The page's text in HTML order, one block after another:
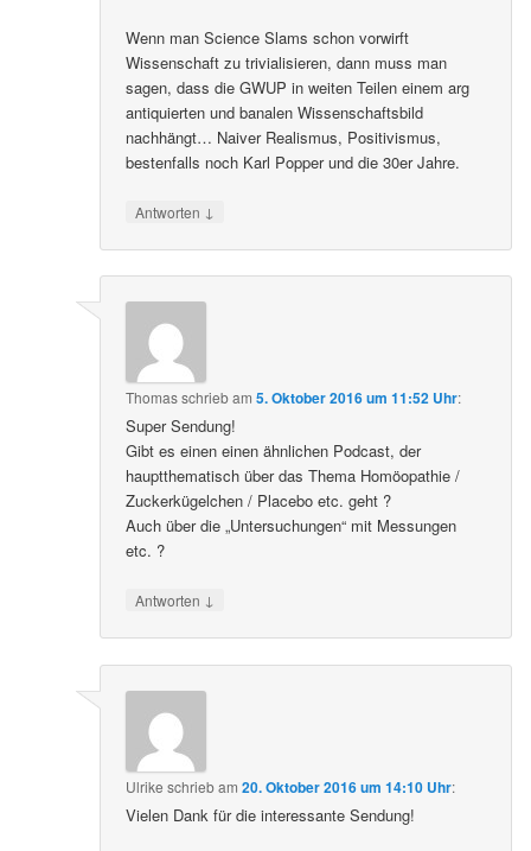
Wenn man Science Slams schon vorwirft
Wissenschaft zu trivialisieren, dann muss man
sagen, dass die GWUP in weiten Teilen einem arg
antiquierten und banalen Wissenschaftsbild
nachhängt… Naiver Realismus, Positivismus,
bestenfalls noch Karl Popper und die 30er Jahre.
Antworten ↓
Thomasschriebam5. Oktober 2016 um 11:52 Uhr:
Super Sendung!
Gibt es einen einen ähnlichen Podcast, der
hauptthematisch über das Thema Homöopathie /
Zuckerkügelchen / Placebo etc. geht ?
Auch über die „Untersuchungen“ mit Messungen
etc. ?
Antworten ↓
Ulrike schriebam20. Oktober 2016 um 14:10 Uhr:
Vielen Dank für die interessante Sendung!